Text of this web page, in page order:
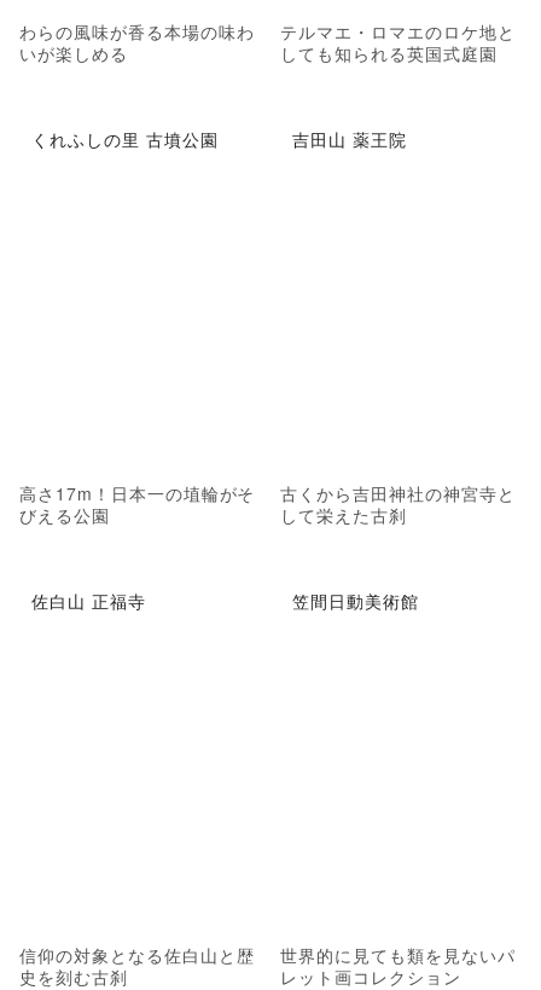
わらの風味が香る本場の味わ
いが楽しめる
テルマエ・ロマエのロケ地と
しても知られる英国式庭園
くれふしの里 古墳公園
高さ17m！日本一の埴輪がそ
びえる公園
吉田山 薬王院
古くから吉田神社の神宮寺と
して栄えた古刹
佐白山 正福寺
信仰の対象となる佐白山と歴
史を刻む古刹
笠間日動美術館
世界的に見ても類を見ないパ
レット画コレクション